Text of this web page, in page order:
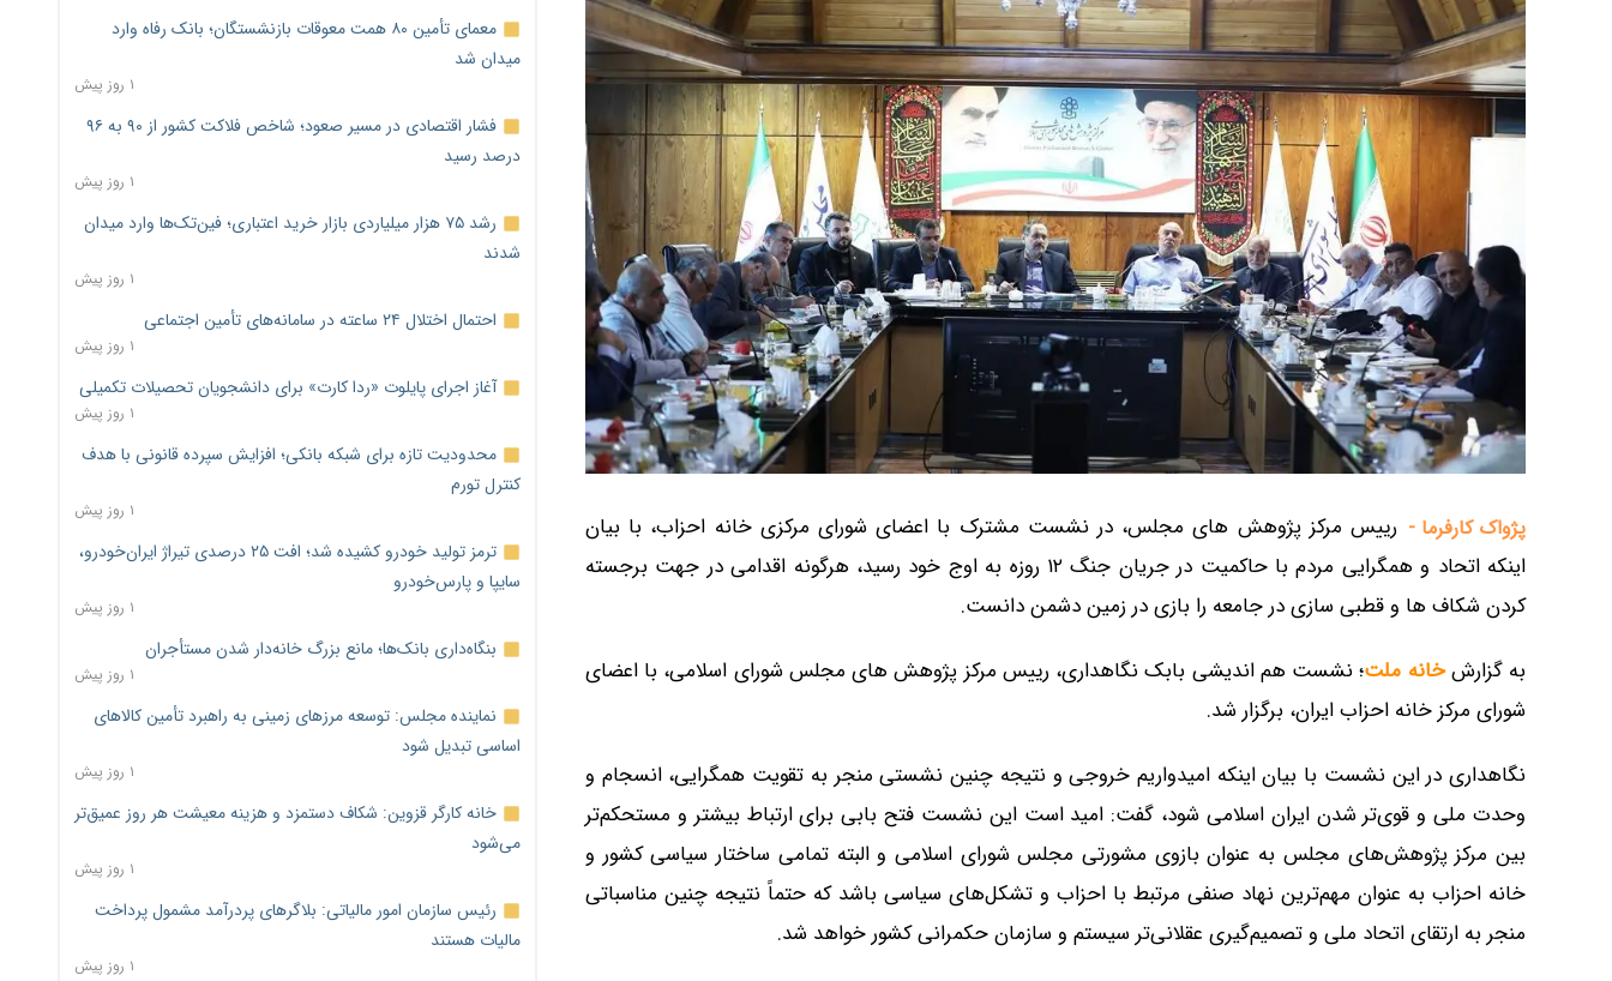
پژواک کارفرما - رییس مرکز پژوهش های مجلس، در نشست مشترک با اعضای شورای مرکزی خانه احزاب، با بیان
اینکه اتحاد و همگرایی مردم با حاکمیت در جریان جنگ ۱۲ روزه به اوج خود رسید، هرگونه اقدامی در جهت برجسته
کردن شکاف ها و قطبی سازی در جامعه را بازی در زمین دشمن دانست.
به گزارشخانه ملت؛ نشست هم اندیشی بابک نگاهداری، رییس مرکز پژوهش های مجلس شورای اسلامی، با اعضای
شورای مرکز خانه احزاب ایران، برگزار شد.
نگاهداری در این نشست با بیان اینکه امیدواریم خروجی و نتیجه چنین نشستی منجر به تقویت همگرایی، انسجام و
وحدت ملی و قوی‌تر شدن ایران اسلامی شود، گفت: امید است این نشست فتح بابی برای ارتباط بیشتر و مستحکم‌تر
بین مرکز پژوهش‌های مجلس به عنوان بازوی مشورتی مجلس شورای اسلامی و البته تمامی ساختار سیاسی کشور و
خانه احزاب به عنوان مهم‌ترین نهاد صنفی مرتبط با احزاب و تشکل‌های سیاسی باشد که حتماً نتیجه چنین مناسباتی
منجر به ارتقای اتحاد ملی و تصمیم‌گیری عقلانی‌تر سیستم و سازمان حکمرانی کشور خواهد شد.
معمای تأمین ۸۰ همت معوقات بازنشستگان؛ بانک رفاه وارد
میدان شد
۱ روز پیش
فشار اقتصادی در مسیر صعود؛ شاخص فلاکت کشور از ۹۰ به ۹۶
درصد رسید
۱ روز پیش
رشد ۷۵ هزار میلیاردی بازار خرید اعتباری؛ فین‌تک‌ها وارد میدان
شدند
۱ روز پیش
احتمال اختلال ۲۴ ساعته در سامانه‌های تأمین اجتماعی
۱ روز پیش
آغاز اجرای پایلوت «ردا کارت» برای دانشجویان تحصیلات تکمیلی
۱ روز پیش
محدودیت تازه برای شبکه بانکی؛ افزایش سپرده قانونی با هدف
کنترل تورم
۱ روز پیش
ترمز تولید خودرو کشیده شد؛ افت ۲۵ درصدی تیراژ ایران‌خودرو،
سایپا و پارس‌خودرو
۱ روز پیش
بنگاه‌داری بانک‌ها؛ مانع بزرگ خانه‌دار شدن مستأجران
۱ روز پیش
نماینده مجلس: توسعه مرزهای زمینی به راهبرد تأمین کالاهای
اساسی تبدیل شود
۱ روز پیش
خانه کارگر قزوین: شکاف دستمزد و هزینه معیشت هر روز عمیق‌تر
می‌شود
۱ روز پیش
رئیس سازمان امور مالیاتی: بلاگرهای پردرآمد مشمول پرداخت
مالیات هستند
۱ روز پیش